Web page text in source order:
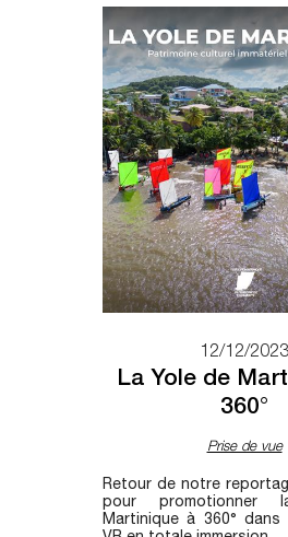
12/12/2023
La Yole de
360°
Prise de vue
Retour de notre
pour promotionner
Martinique à 360° dans